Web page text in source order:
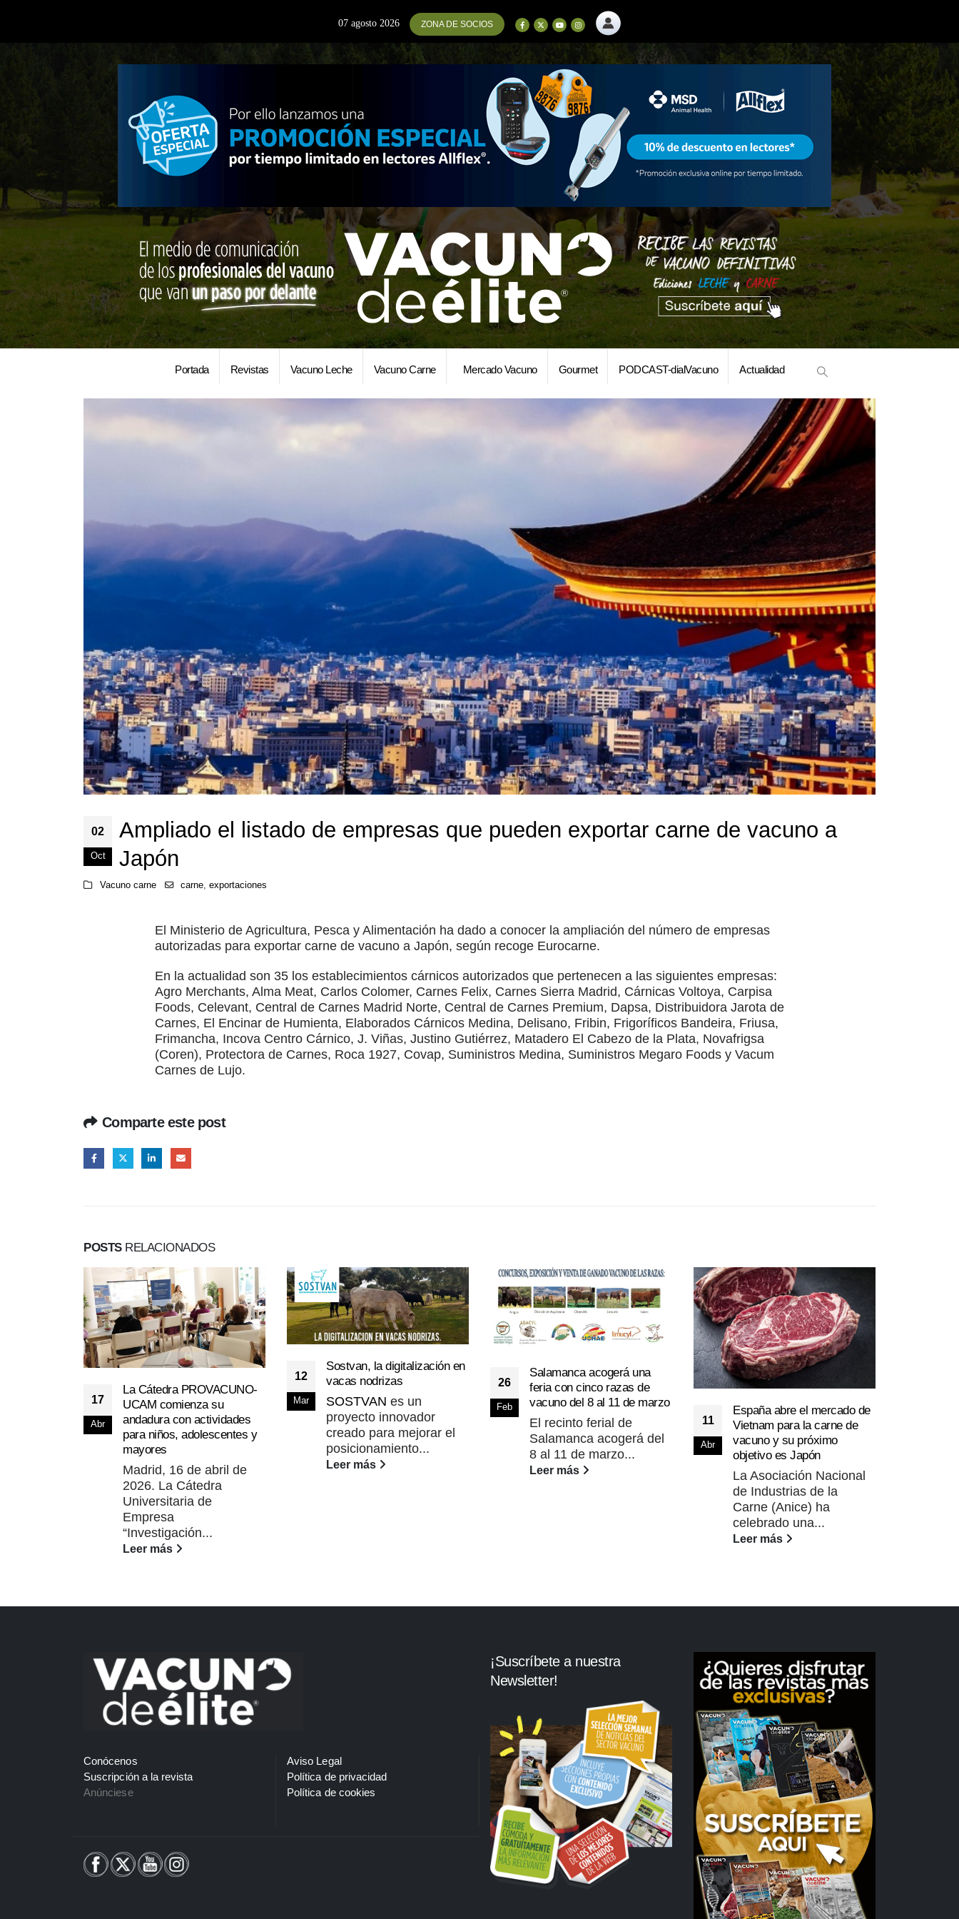
07 agosto 2026 ZONA DE SOCIOS
Portada Revistas Vacuno Leche Vacuno Carne Mercado Vacuno Gourmet PODCAST-dialVacuno Actualidad
02
Oct
Ampliado el listado de empresas que pueden exportar carne de vacuno a
Japón
Vacuno carne carne,exportaciones
El Ministerio de Agricultura, Pesca y Alimentación ha dado a conocer la ampliación del número de empresas
autorizadas para exportar carne de vacuno a Japón, según recoge Eurocarne.
En la actualidad son 35 los establecimientos cárnicos autorizados que pertenecen a las siguientes empresas:
Agro Merchants, Alma Meat, Carlos Colomer, Carnes Felix, Carnes Sierra Madrid, Cárnicas Voltoya, Carpisa
Foods, Celevant, Central de Carnes Madrid Norte, Central de Carnes Premium, Dapsa, Distribuidora Jarota de
Carnes, El Encinar de Humienta, Elaborados Cárnicos Medina, Delisano, Fribin, Frigoríficos Bandeira, Friusa,
Frimancha, Incova Centro Cárnico, J. Viñas, Justino Gutiérrez, Matadero El Cabezo de la Plata, Novafrigsa
(Coren), Protectora de Carnes, Roca 1927, Covap, Suministros Medina, Suministros Megaro Foods y Vacum
Carnes de Lujo.
Comparte este post
POSTSRELACIONADOS
17
Abr
La Cátedra PROVACUNO-
UCAM comienza su
andadura con actividades
para niños, adolescentes y
mayores
Madrid, 16 de abril de
2026. La Cátedra
Universitaria de
Empresa
“Investigación...
Leer más
12
Mar
Sostvan, la digitalización en
vacas nodrizas
SOSTVAN es un
proyecto innovador
creado para mejorar el
posicionamiento...
Leer más
26
Feb
Salamanca acogerá una
feria con cinco razas de
vacuno del 8 al 11 de marzo
El recinto ferial de
Salamanca acogerá del
8 al 11 de marzo...
Leer más
11
Abr
España abre el mercado de
Vietnam para la carne de
vacuno y su próximo
objetivo es Japón
La Asociación Nacional
de Industrias de la
Carne (Anice) ha
celebrado una...
Leer más
Conócenos
Suscripción a la revista
Anúnciese
Aviso Legal
Política de privacidad
Política de cookies
¡Suscríbete a nuestra
Newsletter!